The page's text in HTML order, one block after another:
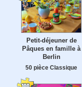
Petit-déjeuner de
Pâques en famille à
Berlin
50 pièce Classique